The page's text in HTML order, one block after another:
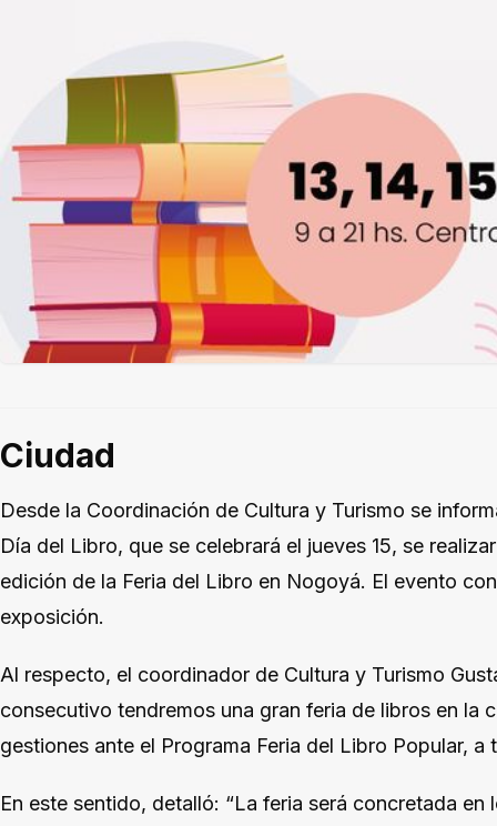
Ciudad
Desde la Coordinación de Cultura y Turismo se
Día del Libro, que se celebrará el jueves 15, se
edición de la Feria del Libro en Nogoyá. El evento
exposición.
Al respecto, el coordinador de Cultura y Turismo
consecutivo tendremos una gran feria de libros en la
gestiones ante el Programa Feria del Libro Popular, a
En este sentido, detalló: “La feria será concretada